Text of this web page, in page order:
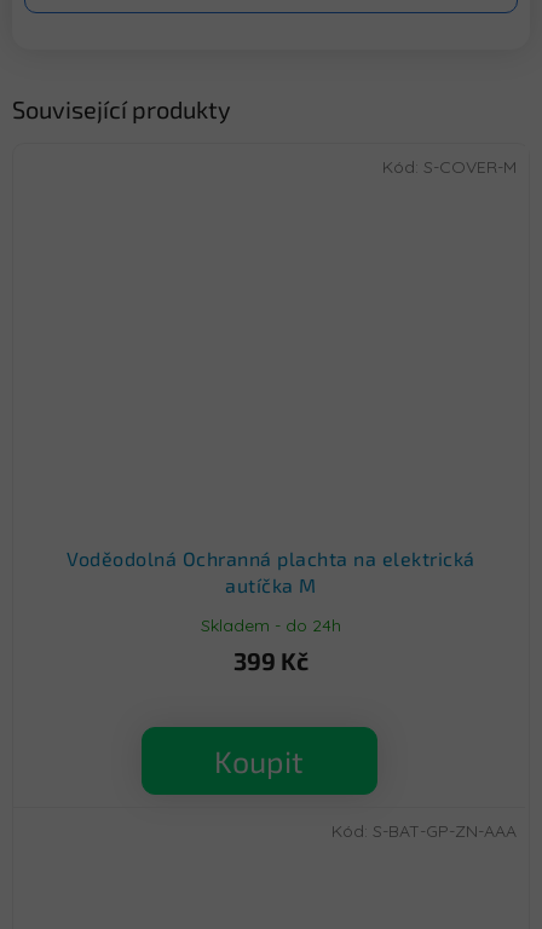
Související produkty
Voděodolná Ochranná plachta na elektrická
autíčka M
Skladem - do 24h
399 Kč
Koupit
Kód: S-COVER-M
Kód: S-BAT-GP-ZN-AAA